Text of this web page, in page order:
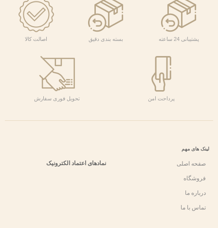
پشتیبانی 24 ساعته بسته بندی دقیق اصالت کالا
پرداحت امن تحویل فوری سفارش
لینک های مهم
صفحه اصلی
فروشگاه
درباره ما
تماس با ما
نمادهای اعتماد الکترونیک